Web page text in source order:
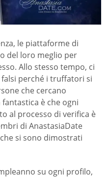
le piattaforme di
del loro meglio per
Allo stesso tempo, ci
perché i truffatori si
che cercano
è che ogni
al processo di verifica è
di AnastasiaDate
si sono dimostrati
su ogni profilo,